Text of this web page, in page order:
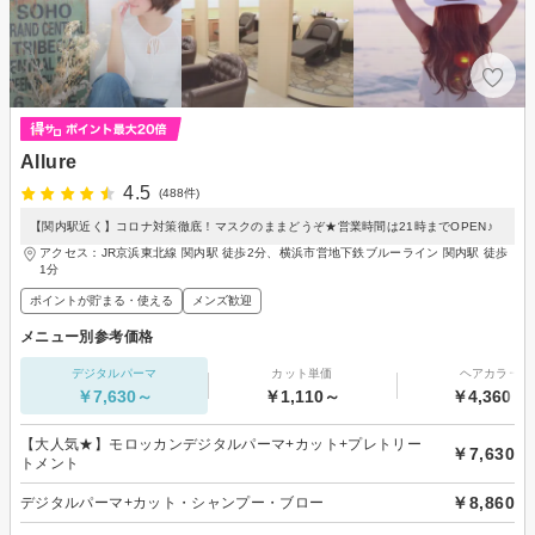
Allure
4.5
(488件)
【関内駅近く】コロナ対策徹底！マスクのままどうぞ★営業時間は21時までOPEN♪
アクセス：JR京浜東北線 関内駅 徒歩2分、横浜市営地下鉄ブルーライン 関内駅 徒歩
1分
ポイントが貯まる・使える メンズ歓迎
メニュー別参考価格
デジタルパーマ
￥7,630～
カット単価
￥1,110～
ヘアカラー
￥4,360～
【大人気★】モロッカンデジタルパーマ+カット+プレトリー
トメント
￥7,630
デジタルパーマ+カット・シャンプー・ブロー ￥8,860